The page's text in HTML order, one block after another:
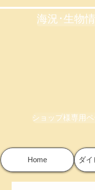
海況･生物
ショップ様専用
Home ダ